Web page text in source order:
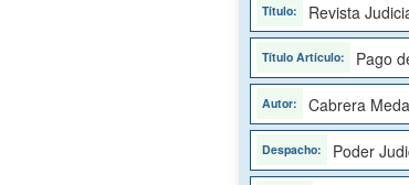
Revista
Pago
Cabrera
Poder